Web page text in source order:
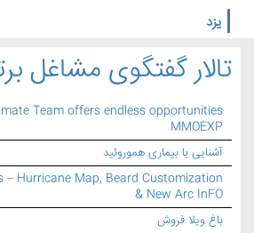
یزد
تالار گفتگوی مشاغل
Team offers endless opportunities
MMOEXP
آشنایی با بیماری هموروئید
– Hurricane Map, Beard Customization
& New Arc InFO
باغ ویلا فروش